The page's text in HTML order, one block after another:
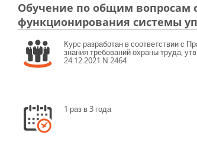
Обучение по общим вопросам
функционирования системы
Курс разработан в соответствии с
знания требований охраны труда,
24.12.2021 N 2464
1 раз в 3 года